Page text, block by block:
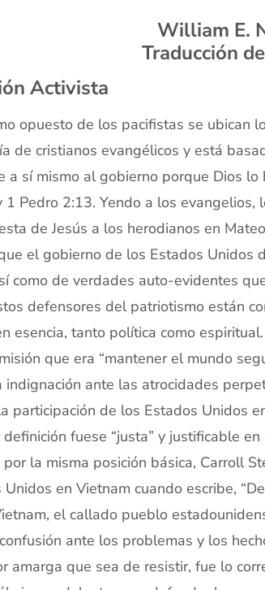
William E.
Traducción
Activista
opuesto de los pacifistas se ubican
de cristianos evangélicos y está
a sí mismo al gobierno porque Dios
1 Pedro 2:13. Yendo a los
de Jesús a los herodianos en
el gobierno de los Estados Unidos
como de verdades auto-evidentes
defensores del patriotismo están
esencia, tanto política como
que era “mantener el mundo
indignación ante las atrocidades
participación de los Estados Unidos
definición fuese “justa” y justificable
la misma posición básica, Carroll
en Vietnam cuando escribe,
el callado pueblo
ante los problemas y los
amarga que sea de resistir, fue lo